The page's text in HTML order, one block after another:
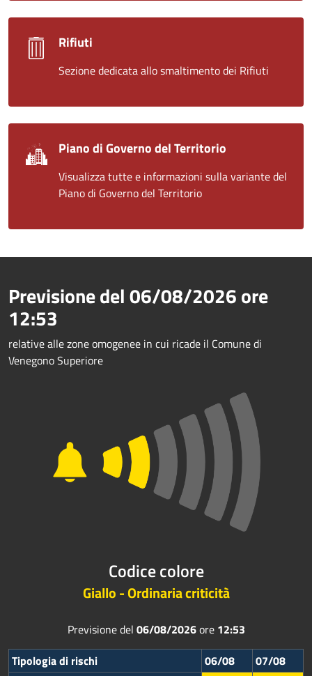
Rifiuti
Sezione dedicata allo smaltimento dei Rifiuti
Piano di Governo del Territorio
Visualizza tutte e informazioni sulla variante del
Piano di Governo del Territorio
Previsione del06/08/2026ore
12:53
relative alle zone omogenee in cui ricade il Comune di
Venegono Superiore
Codice colore
Giallo - Ordinaria criticità
Previsione del 06/08/2026ore 12:53
Tipologia di rischi
06/08
07/08